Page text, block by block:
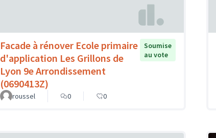
Facade à rénover Ecole primaire
d'application Les Grillons de
Lyon 9e Arrondissement
(0690413Z)
Soumise
au vote
roussel 0 0